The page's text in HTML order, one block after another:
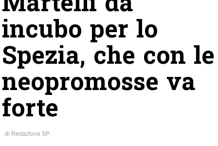
incubo per lo
Spezia, che con le
neopromosse va
forte
di Redazione SP